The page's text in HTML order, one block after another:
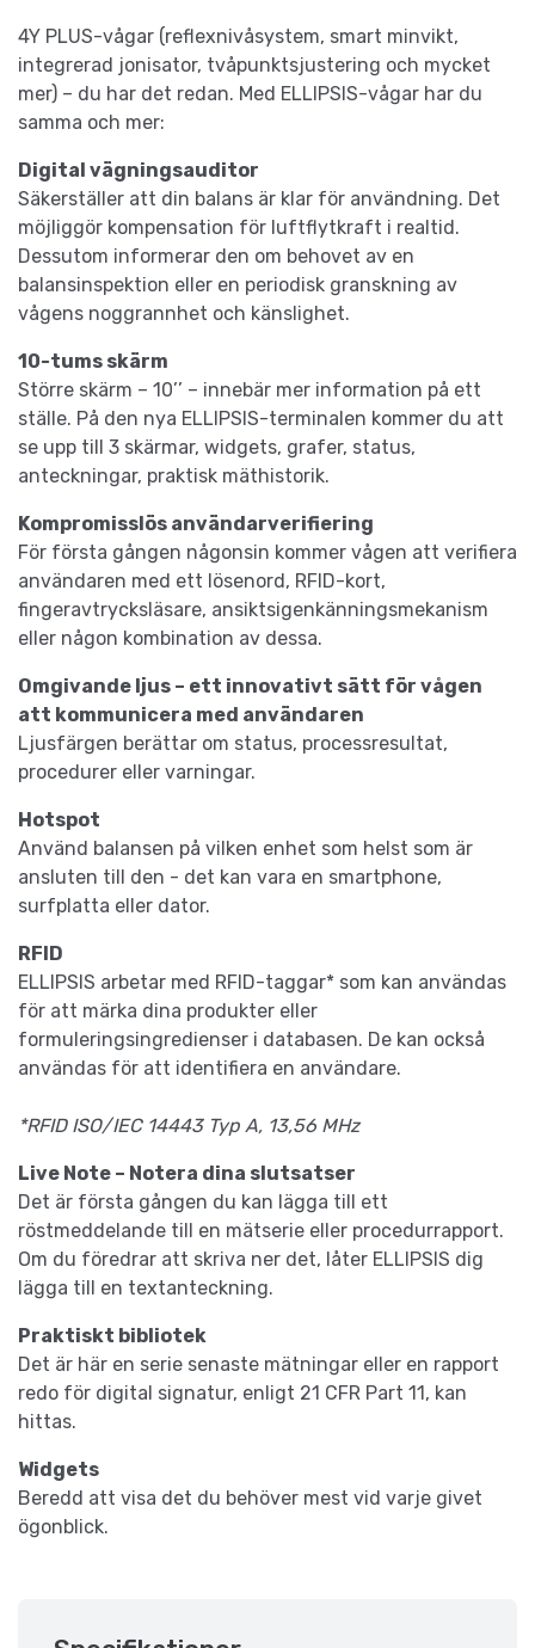
4Y PLUS-vågar (reflexnivåsystem, smart minvikt,
integrerad jonisator, tvåpunktsjustering och mycket
mer) – du har det redan. Med ELLIPSIS-vågar har du
samma och mer:
Digital vägningsauditor
Säkerställer att din balans är klar för användning. Det
möjliggör kompensation för luftflytkraft i realtid.
Dessutom informerar den om behovet av en
balansinspektion eller en periodisk granskning av
vågens noggrannhet och känslighet.
10-tums skärm
Större skärm – 10’’ – innebär mer information på ett
ställe. På den nya ELLIPSIS-terminalen kommer du att
se upp till 3 skärmar, widgets, grafer, status,
anteckningar, praktisk mäthistorik.
Kompromisslös användarverifiering
För första gången någonsin kommer vågen att verifiera
användaren med ett lösenord, RFID-kort,
fingeravtrycksläsare, ansiktsigenkänningsmekanism
eller någon kombination av dessa.
Omgivande ljus – ett innovativt sätt för vågen
att kommunicera med användaren
Ljusfärgen berättar om status, processresultat,
procedurer eller varningar.
Hotspot
Använd balansen på vilken enhet som helst som är
ansluten till den - det kan vara en smartphone,
surfplatta eller dator.
RFID
ELLIPSIS arbetar med RFID-taggar* som kan användas
för att märka dina produkter eller
formuleringsingredienser i databasen. De kan också
användas för att identifiera en användare.
*RFID ISO/IEC 14443 Typ A, 13,56 MHz
Live Note – Notera dina slutsatser
Det är första gången du kan lägga till ett
röstmeddelande till en mätserie eller procedurrapport.
Om du föredrar att skriva ner det, låter ELLIPSIS dig
lägga till en textanteckning.
Praktiskt bibliotek
Det är här en serie senaste mätningar eller en rapport
redo för digital signatur, enligt 21 CFR Part 11, kan
hittas.
Widgets
Beredd att visa det du behöver mest vid varje givet
ögonblick.